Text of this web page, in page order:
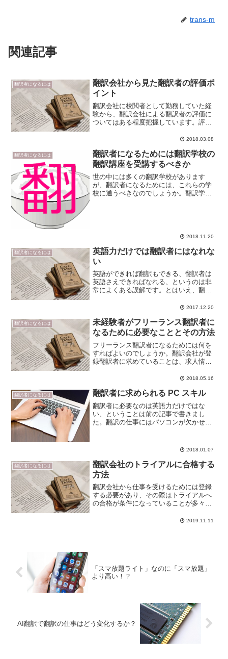
trans-m
関連記事
翻訳者になるには
翻訳会社から見た翻訳者の評価ポ
イント
翻訳会社に校閲者として勤務していた経
験から、翻訳会社による翻訳者の評価に
ついてはある程度把握しています。評価
先的に割り当てられます。また、他の翻
と優遇されます。そんな翻...
2018.03.08
翻訳者になるには
翻訳者になるためには翻訳学校の
翻訳講座を受講するべきか
世の中には多くの翻訳学校があります
が、翻訳者になるためには、これらの学
校に通うべきなのでしょうか。翻訳学校
2018.11.20
翻訳者になるには
英語力だけでは翻訳者にはなれな
い
英語ができれば翻訳もできる、翻訳者は
英語さえできればなれる、というのは非
常によくある誤解です。とはいえ、翻訳
に必要な英語力英語で書かれた文章を正
に、TOEIC 900 点...
2017.12.20
翻訳者になるには
未経験者がフリーランス翻訳者に
なるために必要なこととその方法
フリーランス翻訳者になるためには何を
すればよいのでしょうか。翻訳会社が登
録翻訳者に求めていることは、求人情報
どこの翻訳会社も優秀な翻訳者は常に手
かけているところがほとん...
2018.05.16
翻訳者になるには 翻訳者に求められる PC スキル
翻訳者に必要なのは英語力だけではな
い、ということは前の記事で書きまし
た。翻訳の仕事にはパソコンが欠かせな
はさまざまですが、 ここでは私の翻訳環
2018.01.07
翻訳者になるには
翻訳会社のトライアルに合格する
方法
翻訳会社から仕事を受けるためには登録
する必要があり、その際はトライアルへ
の合格が条件になっていることが多々あ
や、合格のためのヒントについてご案内
2019.11.11
「スマ放題ライト」なのに「スマ放題」
より高い！？
AI翻訳で翻訳の仕事はどう変化するか？